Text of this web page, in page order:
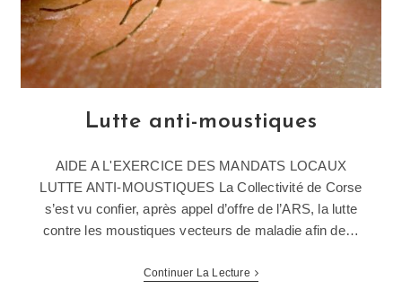
Lutte anti-moustiques
AIDE A L'EXERCICE DES MANDATS LOCAUX
LUTTE ANTI-MOUSTIQUES La Collectivité de Corse
s’est vu confier, après appel d’offre de l’ARS, la lutte
contre les moustiques vecteurs de maladie afin de…
Continuer La Lecture